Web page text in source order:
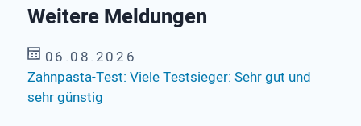
Weitere Meldungen
06.08.2026
Zahnpasta-Test: Viele Testsieger: Sehr gut und
sehr günstig